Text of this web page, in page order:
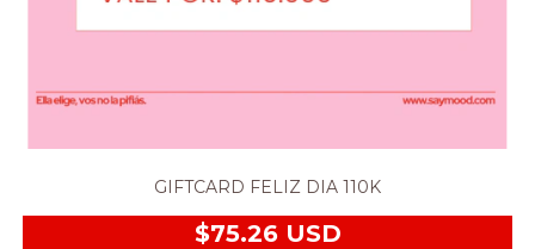
GIFTCARD FELIZ DIA 110K
$75.26 USD